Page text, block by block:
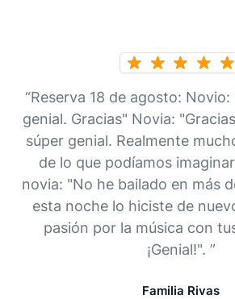
“Reserva 18 de agosto:
genial. Gracias" Novia:
súper genial. Realmente
de lo que podíamos
novia: "No he bailado en más
esta noche lo hiciste de
pasión por la música con
¡Genial!". ”
Familia Rivas